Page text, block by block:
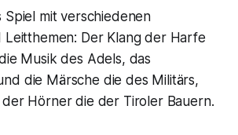
Spiel mit verschiedenen
Leitthemen: Der Klang der Harfe
Musik des Adels, das
die Märsche die des Militärs,
Hörner die der Tiroler Bauern.